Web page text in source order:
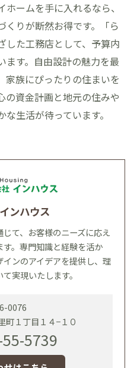
ームを手に入れるなら、
くりが断然お得です。「ら
した工務店として、予算内
ます。自由設計の魅力を最
家族にぴったりの住まいを
の資金計画と地元の住みや
生活が待っています。
ンハウス
て、お客様のニーズに応え
。専門知識と経験を活か
ンのアイデアを提供し、理
実現いたします。
0076
町１丁目１４−１０
5739